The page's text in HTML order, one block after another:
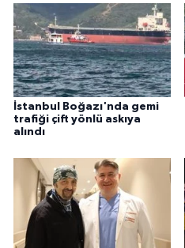
İstanbul Boğazı'nda gemi
trafiği çift yönlü askıya
alındı